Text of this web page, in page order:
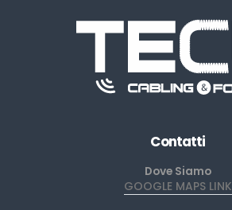
Contatti
Dove Siamo
GOOGLE MAPS LINK